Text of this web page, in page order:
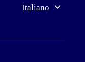
Italiano